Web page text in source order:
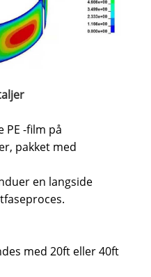
PE -film på
pakket med
en langside
med 20ft eller 40ft